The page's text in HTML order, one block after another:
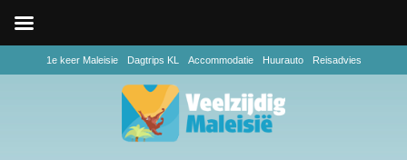
1e keer Maleisie Dagtrips KL Accommodatie Huurauto Reisadvies